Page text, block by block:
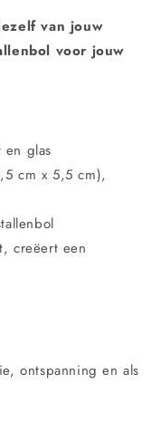
van jouw
voor jouw
en glas
cm x 5,5 cm),
creëert een
ontspanning en als